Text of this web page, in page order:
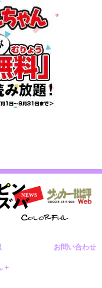
お問い合わせ
＋